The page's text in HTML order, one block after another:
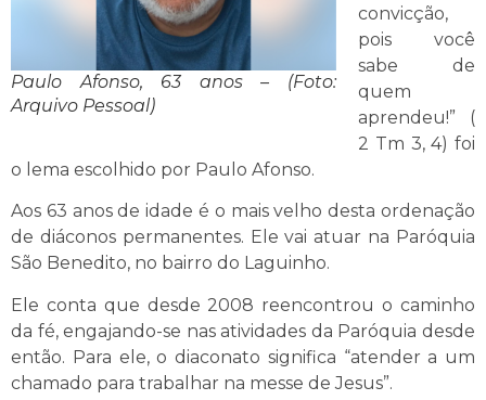
Paulo Afonso, 63 anos – (Foto:
Arquivo Pessoal)
convicção,
pois você
sabe de
quem
aprendeu!” (
2 Tm 3, 4) foi
o lema escolhido por Paulo Afonso.
Aos 63 anos de idade é o mais velho desta ordenação
de diáconos permanentes. Ele vai atuar na Paróquia
São Benedito, no bairro do Laguinho.
Ele conta que desde 2008 reencontrou o caminho
da fé, engajando-se nas atividades da Paróquia desde
então. Para ele, o diaconato significa “atender a um
chamado para trabalhar na messe de Jesus”.